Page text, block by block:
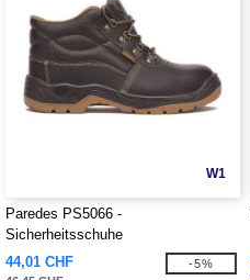
W1
Paredes PS5066 -
Sicherheitsschuhe
44,01 CHF
-5%